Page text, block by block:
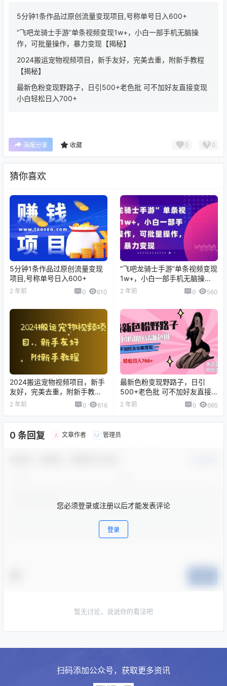
5分钟1条作品过原创流量变现项目,号称单号日入600+
“飞吧龙骑士手游”单条视频变现1w+，小白一部手机无脑操
作，可批量操作，暴力变现【揭秘】
2024搬运宠物视频项目，新手友好，完美去重，附新手教程
【揭秘】
最新色粉变现野路子，日引500+老色批 可不加好友直接变现
小白轻松日入700+
海报分享 收藏 0 0
猜你喜欢
5分钟1条作品过原创流量变现
项目,号称单号日入600+
2 年前 0 610
“飞吧龙骑士手游”单条视频变现
1w+，小白一部手机无脑操
作，可批量操作，暴力变现
2 年前 0 560
2024搬运宠物视频项目，新手
友好，完美去重，附新手教程
【揭秘】
2 年前 0 616
最新色粉变现野路子，日引
500+老色批 可不加好友直接
变现 小白轻松日入700+
2 年前 0 665
0 条回复 A 文章作者 M 管理员
您必须登录或注册以后才能发表评论
登录
暂无讨论，说说你的看法吧
扫码添加公众号，获取更多资讯